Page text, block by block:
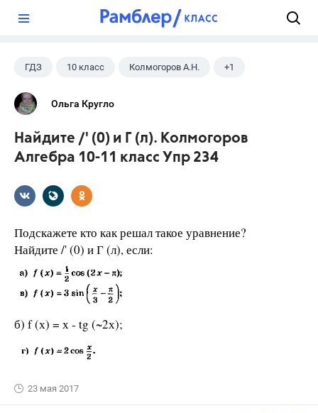
ГДЗ 10 класс Колмогоров А.Н. +1
Алгебра
Ольга Кругло
Найдите /' (0) и Г (л). Колмогоров
Алгебра 10-11 класс Упр 234
Подскажете кто как решал такое уравнение?
Найдите /' (0) и Г (л), если:
б) f (х) = х - tg (~2х);
23 мая 2017